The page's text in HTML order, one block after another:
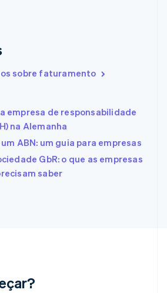
sobre faturamento
empresa de responsabilidade
na Alemanha
ABN: um guia para empresas
GbR: o que as empresas
saber